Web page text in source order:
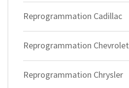
Reprogrammation Cadillac
Reprogrammation Chevrolet
Reprogrammation Chrysler